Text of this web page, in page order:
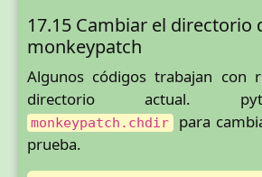
17.15 Cambiar el directorio
monkeypatch
Algunos códigos trabajan con
directorio actual.
monkeypatch.chdir para
prueba.